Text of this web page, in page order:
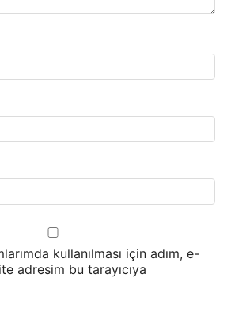
kullanılması için adım, e-
adresim bu tarayıcıya